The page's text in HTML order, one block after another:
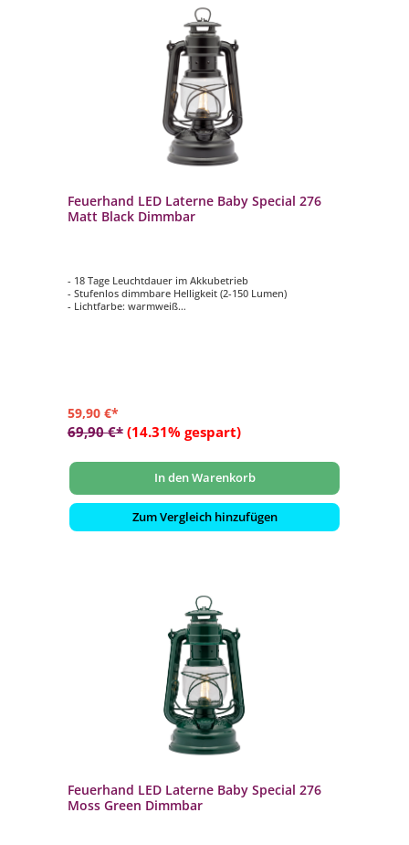
Feuerhand LED Laterne Baby Special 276
Matt Black Dimmbar
- 18 Tage Leuchtdauer im Akkubetrieb
- Stufenlos dimmbare Helligkeit (2-150 Lumen)
- Lichtfarbe: warmweiß
59,90 €*
69,90 €* (14.31% gespart)
In den Warenkorb
Zum Vergleich hinzufügen
Feuerhand LED Laterne Baby Special 276
Moss Green Dimmbar